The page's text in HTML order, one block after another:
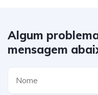
Algum
mensagem